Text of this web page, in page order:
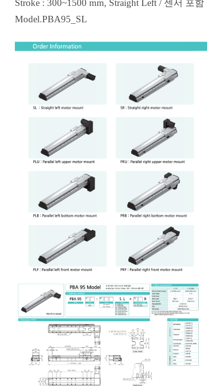
Stroke : 300~1500 mm, Straight Left / 센서 포함
Model.PBA95_SL